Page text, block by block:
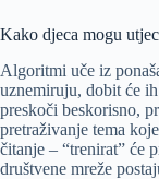
Kako djeca mogu
Algoritmi uče iz
uznemiruju, dobit će
preskoči beskorisno,
pretraživanje tema
čitanje – “trenirat” će
društvene mreže